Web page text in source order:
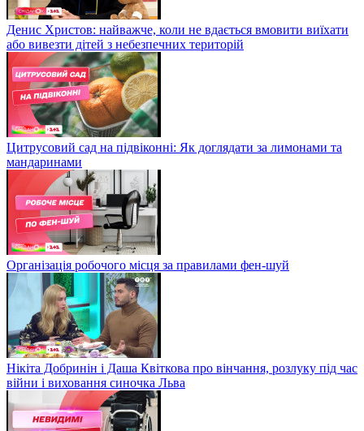
Денис Христов: найважче, коли не вдається вмовити виїхати
або вивезти дітей з небезпечних територій
Цитрусовий сад на підвіконні: Як доглядати за лимонами та
мандаринами
Організація робочого місця за правилами фен-шуй
Нікіта Добринін і Даша Квіткова про вінчання, розлуку під час
війни і виховання синочка Льва